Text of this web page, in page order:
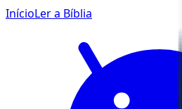
InícioLer a Bíblia